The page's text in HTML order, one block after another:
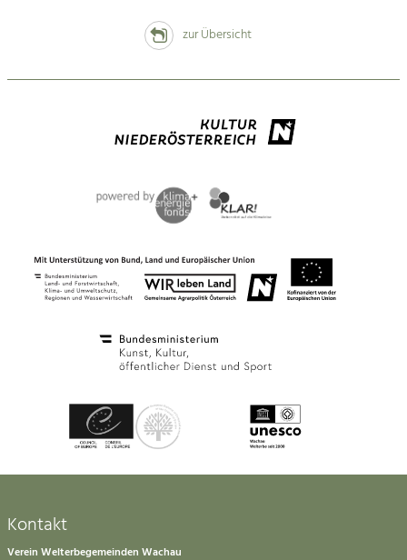
zur Übersicht
Kontakt
Verein Welterbegemeinden Wachau